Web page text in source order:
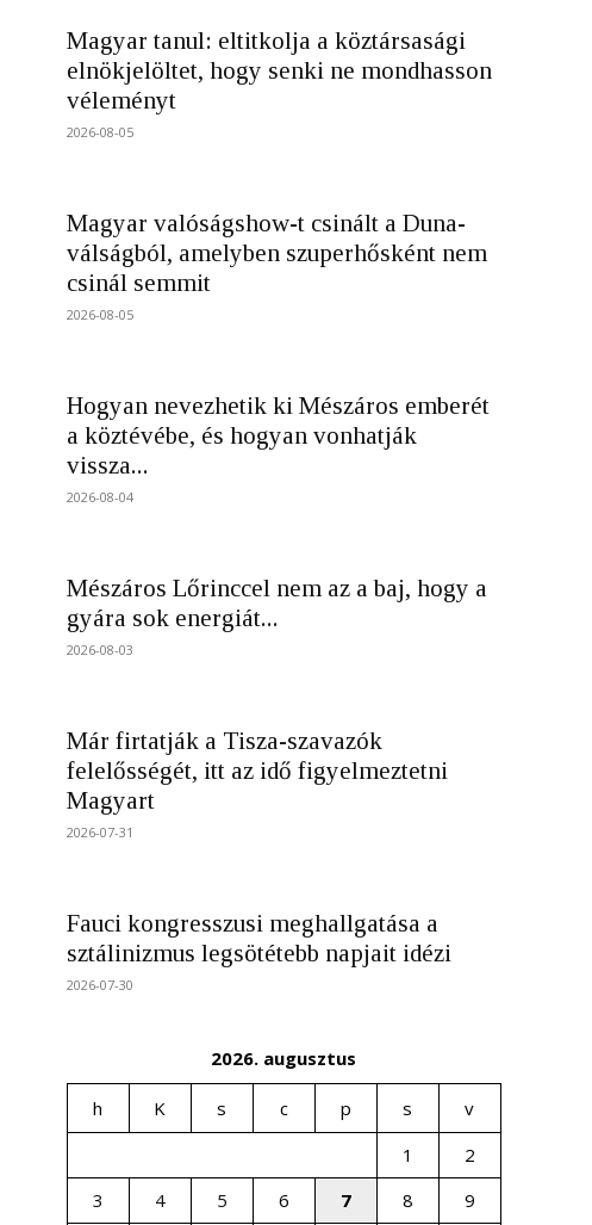
Magyar tanul: eltitkolja a köztársasági
elnökjelöltet, hogy senki ne mondhasson
véleményt
2026-08-05
Magyar valóságshow-t csinált a Duna-
válságból, amelyben szuperhősként nem
csinál semmit
2026-08-05
Hogyan nevezhetik ki Mészáros emberét
a köztévébe, és hogyan vonhatják
vissza...
2026-08-04
Mészáros Lőrinccel nem az a baj, hogy a
gyára sok energiát...
2026-08-03
Már firtatják a Tisza-szavazók
felelősségét, itt az idő figyelmeztetni
Magyart
2026-07-31
Fauci kongresszusi meghallgatása a
sztálinizmus legsötétebb napjait idézi
2026-07-30
2026. augusztus
h K s c p s
v
1
2
3
4 5 6 7 8
9